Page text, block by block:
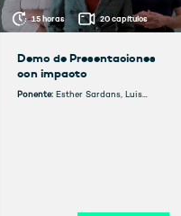
15 horas 20 capítulos
Demo de Presentaciones
con impacto
Ponente: Esther Sardans, Luis